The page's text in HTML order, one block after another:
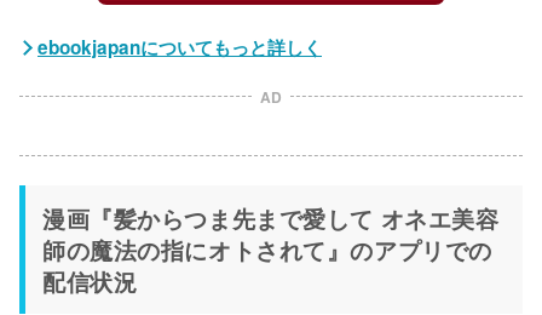
ebookjapanについてもっと詳しく
AD
漫画『髪からつま先まで愛して オネエ美容
師の魔法の指にオトされて』のアプリでの
配信状況